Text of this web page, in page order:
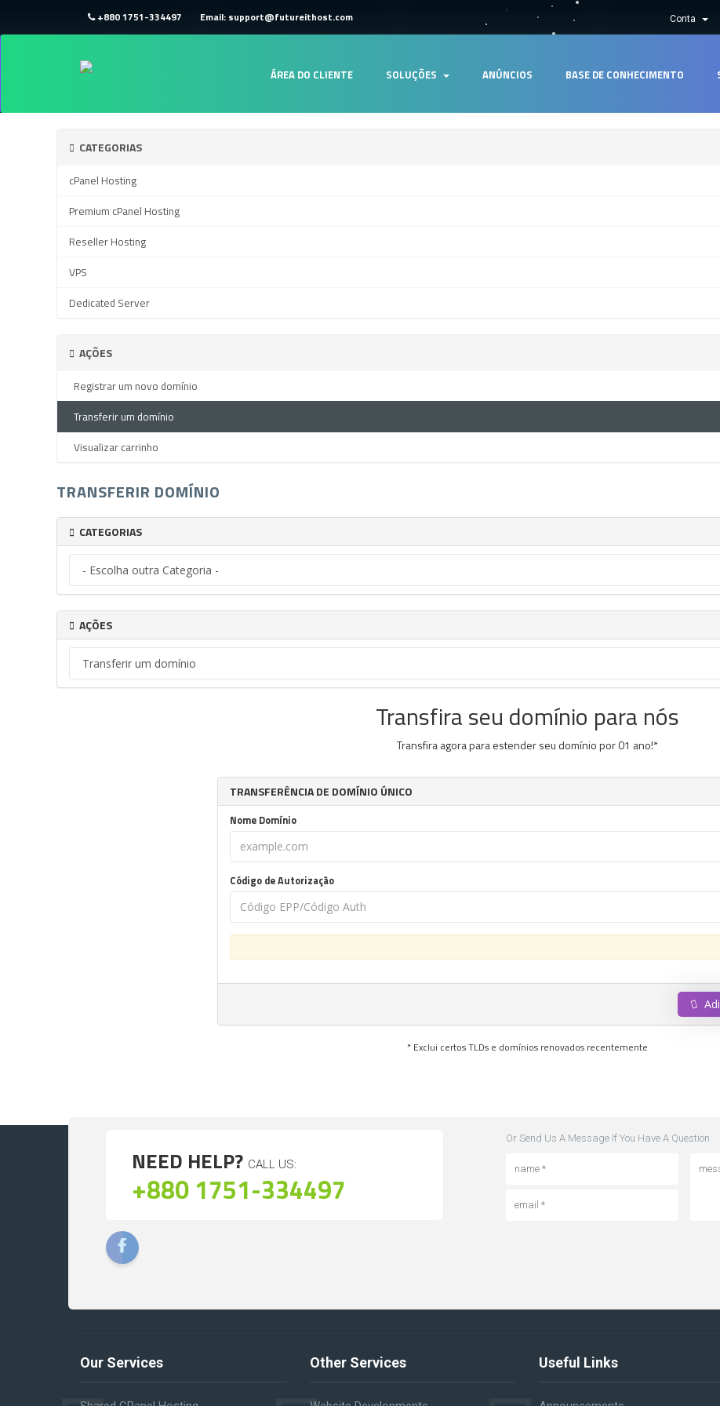
Conta
+880 1751-334497 Email: support@futureithost.com
ÁREA DO CLIENTE SOLUÇÕES ANÚNCIOS BASE DE CONHECIMENTO
CATEGORIAS
cPanel Hosting
Premium cPanel Hosting
Reseller Hosting
VPS
Dedicated Server
AÇÕES
Registrar um novo domínio
Transferir um domínio
Visualizar carrinho
TRANSFERIR DOMÍNIO
CATEGORIAS
AÇÕES
Transfira seu domínio para nós
Transfira agora para estender seu domínio por 01 ano!*
TRANSFERÊNCIA DE DOMÍNIO ÚNICO
Nome Domínio
Código de Autorização
* Exclui certos TLDs e domínios renovados recentemente
NEED HELP? CALL US:
+880 1751-334497
Or Send Us A Message If You Have A Question
Our Services Other Services Useful Links